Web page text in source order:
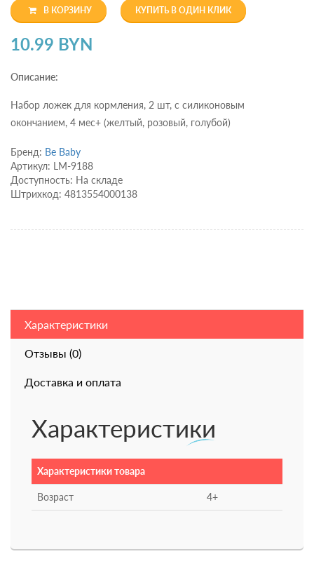
В КОРЗИНУ КУПИТЬ В ОДИН КЛИК
10.99 BYN
Описание:
Набор ложек для кормления, 2 шт, с силиконовым
окончанием, 4 мес+ (желтый, розовый, голубой)
Бренд: Be Baby
Артикул: LM-9188
Доступность: На складе
Штрихкод: 4813554000138
Характеристики
Отзывы (0)
Доставка и оплата
Характеристики
Характеристики товара
Возраст 4+